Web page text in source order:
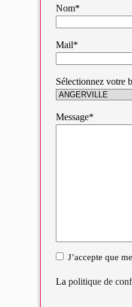
Nom*
Mail*
Sélectionnez votre
Message*
RGPDJ’accepte que
Lapolitique de